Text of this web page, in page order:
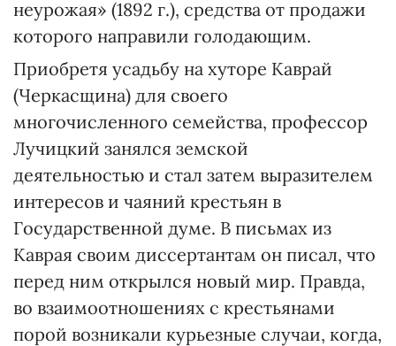
неурожая» (1892 г.), средства от продажи
которого направили голодающим.
Приобретя усадьбу на хуторе Каврай
(Черкасщина) для своего
многочисленного семейства, профессор
Лучицкий занялся земской
деятельностью и стал затем выразителем
интересов и чаяний крестьян в
Государственной думе. В письмах из
Каврая своим диссертантам он писал, что
перед ним открылся новый мир. Правда,
во взаимоотношениях с крестьянами
порой возникали курьезные случаи, когда,